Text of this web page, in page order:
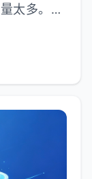
太多。平
：弱匹配
搜存量、
震荡、数
准化流量
道语义。
纯度，